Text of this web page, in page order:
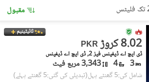
مقبول
ٹائیٹینیم
PKR 8.02 کروڑ
ڈی ایچ اے ڈیفینس فیز 2, ڈی ایچ اے ڈیفینس
3
4 3,343 مربع فیٹ
شامل کی:5 گھنٹے پہل (تبدیلی کی گئی:5 گھنٹے پہلے)